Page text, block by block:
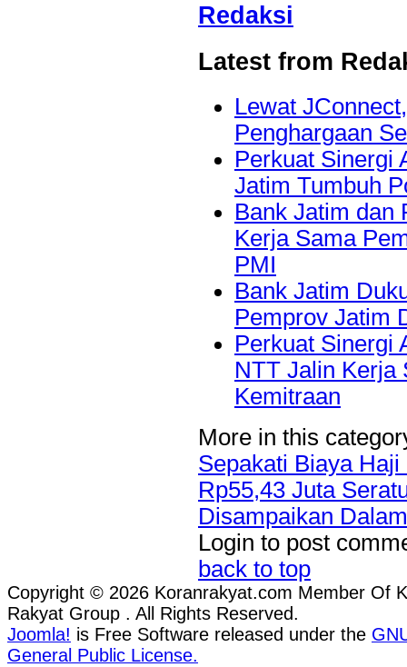
Redaksi
Latest from
Lewat
Penghargaan
Perkuat Sinergi
Jatim Tumbuh
Bank Jatim dan
Kerja Sama
PMI
Bank Jatim
Pemprov Jatim
Perkuat Sinergi
NTT Jalin Kerja
Kemitraan
More in this
Sepakati Biaya
Rp55,43 Juta
Disampaikan
Login to post
back to top
Copyright © 2026 Koranrakyat.com Member Of
Rakyat Group . All Rights Reserved.
Joomla! is Free Software released under the
General Public License.